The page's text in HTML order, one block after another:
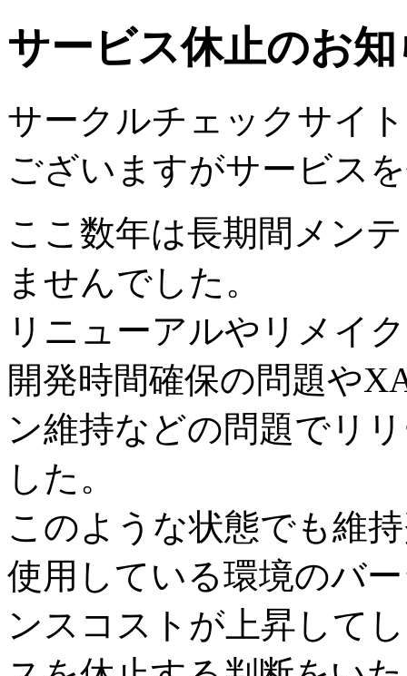
サービス休止のお
サークルチェックサイ
ございますがサービス
ここ数年は長期間メン
ませんでした。
リニューアルやリメイ
開発時間確保の問題や
ン維持などの問題でリ
した。
このような状態でも維
使用している環境のバ
ンスコストが上昇して